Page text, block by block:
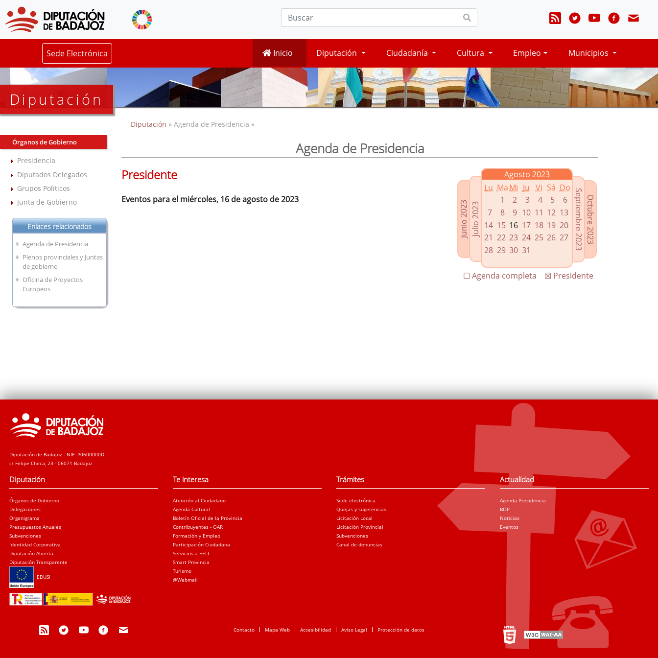
Sede Electrónica Inicio Diputación Ciudadanía Cultura Empleo Municipios
Diputación
Órganos de Gobierno
Presidencia
Diputados Delegados
Grupos Políticos
Junta de Gobierno
Enlaces relacionados
Agenda de Presidencia
Plenos provinciales y Juntas
de gobierno
Oficina de Proyectos
Europeos
Diputación » Agenda de Presidencia »
Agenda de Presidencia
Junio 2023Julio 2023
Agosto 2023
Lu MaMi Ju Vi Sá Do
1
2 3 4 5
6
7
8 9 10 11 12 13
14 15 16 17 18 19 20
21 22 23 24 25 26 27
28 29 30 31
Octubre 2023
Septiembre 2023
☒ Presidente
☐ Agenda completa
Presidente
Eventos para el miércoles, 16 de agosto de 2023
Diputación de Badajoz - NIF: P0600000D
c/ Felipe Checa, 23 - 06071 Badajoz
Diputación
Órganos de Gobierno
Delegaciones
Organigrama
Presupuestos Anuales
Subvenciones
Identidad Corporativa
Diputación Abierta
Diputación Transparente
EDUSI
Te interesa
Atención al Ciudadano
Agenda Cultural
Boletín Oficial de la Provincia
Contribuyentes - OAR
Formación y Empleo
Participación Ciudadana
Servicios a EELL
Smart Provincia
Turismo
@Webmail
Trámites
Sede electrónica
Quejas y sugerencias
Licitación Local
Licitación Provincial
Subvenciones
Canal de denuncias
Actualidad
Agenda Presidencia
BOP
Noticias
Eventos
Contacto Mapa Web Accesibilidad Aviso Legal Protección de datos